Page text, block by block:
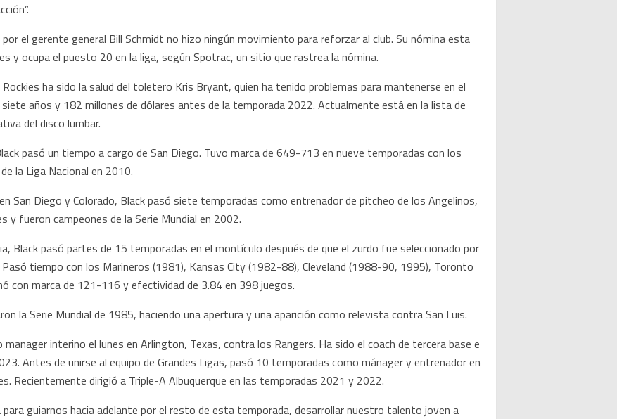
el gerente general Bill Schmidt no hizo ningún movimiento para reforzar al club. Su nómina esta
y ocupa el puesto 20 en la liga, según Spotrac, un sitio que rastrea la nómina.
ha sido la salud del toletero Kris Bryant, quien ha tenido problemas para mantenerse en el
años y 182 millones de dólares antes de la temporada 2022. Actualmente está en la lista de
del disco lumbar.
pasó un tiempo a cargo de San Diego. Tuvo marca de 649-713 en nueve temporadas con los
la Liga Nacional en 2010.
San Diego y Colorado, Black pasó siete temporadas como entrenador de pitcheo de los Angelinos,
y fueron campeones de la Serie Mundial en 2002.
Black pasó partes de 15 temporadas en el montículo después de que el zurdo fue seleccionado por
tiempo con los Marineros (1981), Kansas City (1982-88), Cleveland (1988-90, 1995), Toronto
con marca de 121-116 y efectividad de 3.84 en 398 juegos.
la Serie Mundial de 1985, haciendo una apertura y una aparición como relevista contra San Luis.
interino el lunes en Arlington, Texas, contra los Rangers. Ha sido el coach de tercera base e
Antes de unirse al equipo de Grandes Ligas, pasó 10 temporadas como mánager y entrenador en
Recientemente dirigió a Triple-A Albuquerque en las temporadas 2021 y 2022.
para guiarnos hacia adelante por el resto de esta temporada, desarrollar nuestro talento joven a